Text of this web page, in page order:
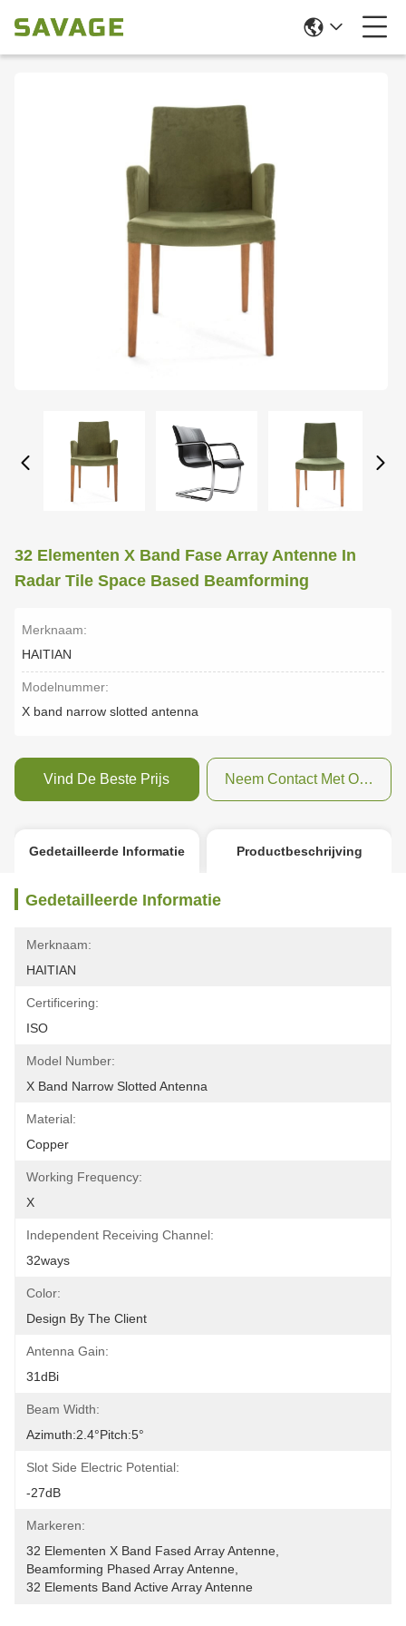
32 Elementen X Band Fase Array Antenne In
Radar Tile Space Based Beamforming
Merknaam:
HAITIAN
Modelnummer:
X band narrow slotted antenna
Vind De Beste Prijs Neem Contact Met Ons Op
Gedetailleerde Informatie Productbeschrijving
Gedetailleerde Informatie
Merknaam:
HAITIAN
Certificering:
ISO
Model Number:
X Band Narrow Slotted Antenna
Material:
Copper
Working Frequency:
X
Independent Receiving Channel:
32ways
Color:
Design By The Client
Antenna Gain:
31dBi
Beam Width:
Azimuth:2.4°pitch:5°
Slot Side Electric Potential:
-27dB
Markeren:
32 Elementen X Band Fased Array Antenne
Beamforming Phased Array Antenne
32 Elements Band Active Array Antenne